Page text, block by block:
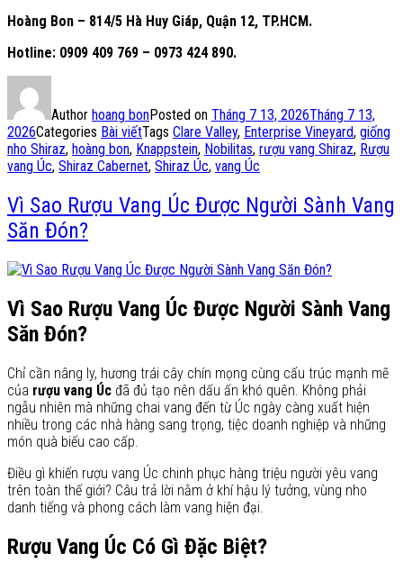
Hoàng Bon – 814/5 Hà Huy Giáp, Quận 12, TP.HCM.
Hotline: 0909 409 769 – 0973 424 890.
Author hoang bonPosted on Tháng 7 13, 2026Tháng 7 13,
2026Categories Bài viếtTags Clare Valley, Enterprise Vineyard, giống
nho Shiraz, hoàng bon, Knappstein, Nobilitas, rượu vang Shiraz, Rượu
vang Úc, Shiraz Cabernet, Shiraz Úc, vang Úc
Vì Sao Rượu Vang Úc Được Người Sành Vang
Săn Đón?
Vì Sao Rượu Vang Úc Được Người Sành Vang
Săn Đón?
Chỉ cần nâng ly, hương trái cây chín mọng cùng cấu trúc mạnh mẽ
của rượu vang Úc đã đủ tạo nên dấu ấn khó quên. Không phải
ngẫu nhiên mà những chai vang đến từ Úc ngày càng xuất hiện
nhiều trong các nhà hàng sang trọng, tiệc doanh nghiệp và những
món quà biếu cao cấp.
Điều gì khiến rượu vang Úc chinh phục hàng triệu người yêu vang
trên toàn thế giới? Câu trả lời nằm ở khí hậu lý tưởng, vùng nho
danh tiếng và phong cách làm vang hiện đại.
Rượu Vang Úc Có Gì Đặc Biệt?